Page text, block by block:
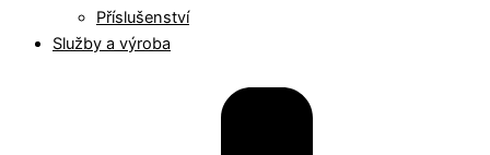
Příslušenství
Služby a výroba